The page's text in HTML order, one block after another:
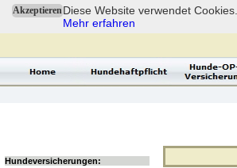
AkzeptierenDiese Website verwendet
Mehr erfahren
Hundeversicherungen: